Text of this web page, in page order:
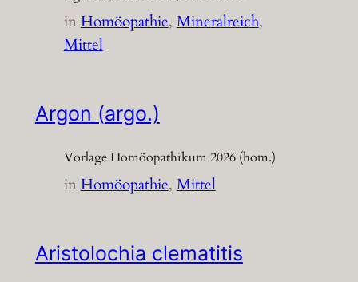
inHomöopathie, Mineralreich
Mittel
Argon (argo.)
Vorlage Homöopathikum 2026 (hom.)
inHomöopathie, Mittel
Aristolochia clematitis